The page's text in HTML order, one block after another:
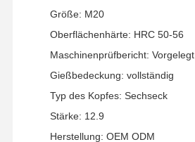
Größe: M20
Oberflächenhärte: HRC 50-56
Maschinenprüfbericht: Vorgelegt
Gießbedeckung: vollständig
Typ des Kopfes: Sechseck
Stärke: 12.9
Herstellung: OEM ODM